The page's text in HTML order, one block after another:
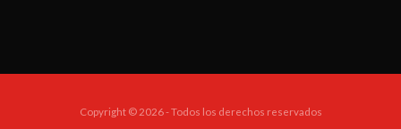
Copyright © 2026 - Todos los derechos reservados